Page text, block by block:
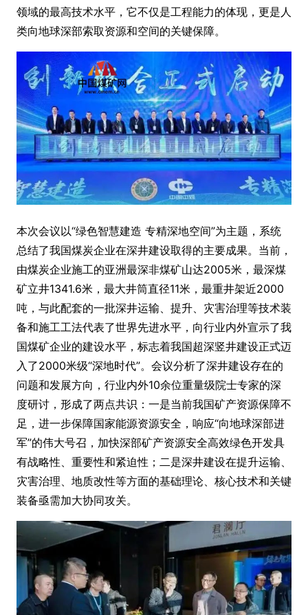
领域的最高技术水平，它不仅是工程能力的体现，更是人
类向地球深部索取资源和空间的关键保障。
本次会议以“绿色智慧建造 专精深地空间”为主题，系统
总结了我国煤炭企业在深井建设取得的主要成果。当前，
由煤炭企业施工的亚洲最深非煤矿山达2005米，最深煤
矿立井1341.6米，最大井筒直径11米，最重井架近2000
吨，与此配套的一批深井运输、提升、灾害治理等技术装
备和施工工法代表了世界先进水平，向行业内外宣示了我
国煤矿企业的建设水平，标志着我国超深竖井建设正式迈
入了2000米级“深地时代”。会议分析了深井建设存在的
问题和发展方向，行业内外10余位重量级院士专家的深
度研讨，形成了两点共识：一是当前我国矿产资源保障不
足，进一步保障国家能源资源安全，响应“向地球深部进
军”的伟大号召，加快深部矿产资源安全高效绿色开发具
有战略性、重要性和紧迫性；二是深井建设在提升运输、
灾害治理、地质改性等方面的基础理论、核心技术和关键
装备亟需加大协同攻关。